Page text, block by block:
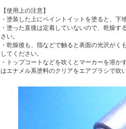
【使用上の注意】
・塗装した上にペイントイットを塗ると、下
・塗った直後は定着していないので、乾燥
さい。
・乾燥後も、指などで触ると表面の光沢がく
してください。
・トップコートなどを吹くとマーカーを溶
はエナメル系塗料のクリアをエアブラシで吹